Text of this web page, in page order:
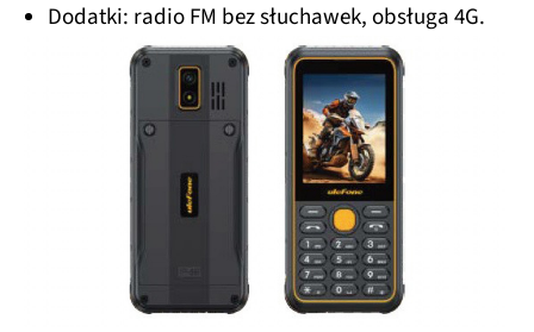
Dodatki: radio FM bez słuchawek, obsługa 4G.